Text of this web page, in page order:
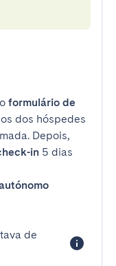
formulário de
dos hóspedes
Depois,
in 5 dias
de